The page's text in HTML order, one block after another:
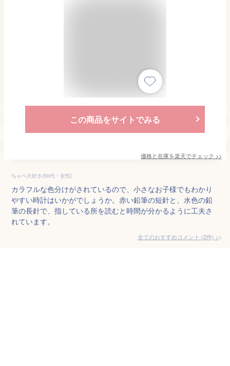
この商品をサイトでみる
価格と在庫を楽天でチェック >>
ちゃぺ大好き(50代・女性)
カラフルな色分けがされているので、小さなお子様でもわかり
やすい時計はいかがでしょうか。赤い鉛筆の短針と、水色の鉛
筆の長針で、指している所を読むと時間が分かるように工夫さ
れています。
全てのおすすめコメント (2件) >